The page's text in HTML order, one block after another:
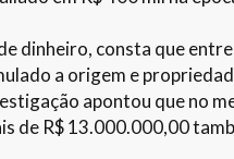
dinheiro, consta que
a origem e
apontou que no
de R$ 13.000.000,00